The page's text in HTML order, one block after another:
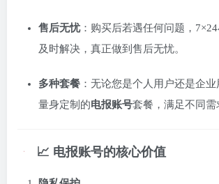
售后无忧：购买后若遇任何问题，7×24
及时解决，真正做到售后无忧。
多种套餐 ：无论您是个人用户还是企
量身定制的电报账号套餐，满足不同需
📈 电报账号的核心价值